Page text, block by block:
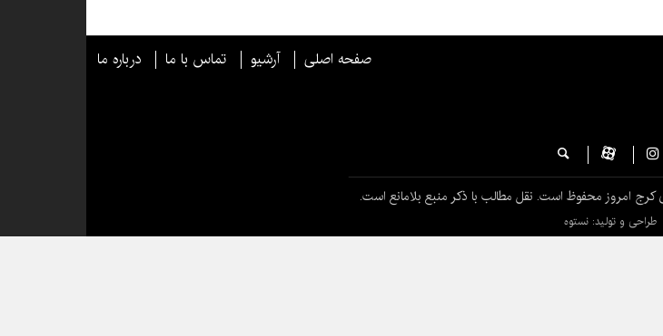
صفحه اصلی آرشیو تماس با ما درباره ما
امروز محفوظ است. نقل مطالب با ذکر منبع بلامانع است.
طراحی و تولید: نستوه